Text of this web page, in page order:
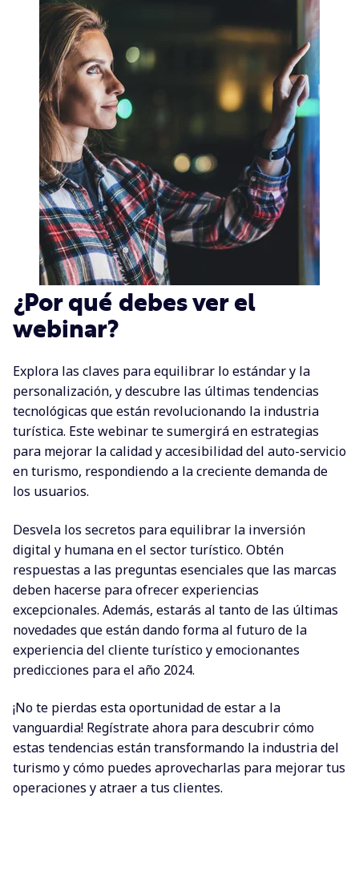
¿Por qué debes ver el
webinar?
Explora las claves para equilibrar lo estándar y la
personalización, y descubre las últimas tendencias
tecnológicas que están revolucionando la industria
turística. Este webinar te sumergirá en estrategias
para mejorar la calidad y accesibilidad del auto-servicio
en turismo, respondiendo a la creciente demanda de
los usuarios.
Desvela los secretos para equilibrar la inversión
digital y humana en el sector turístico. Obtén
respuestas a las preguntas esenciales que las marcas
deben hacerse para ofrecer experiencias
excepcionales. Además, estarás al tanto de las últimas
novedades que están dando forma al futuro de la
experiencia del cliente turístico y emocionantes
predicciones para el año 2024.
¡No te pierdas esta oportunidad de estar a la
vanguardia! Regístrate ahora para descubrir cómo
estas tendencias están transformando la industria del
turismo y cómo puedes aprovecharlas para mejorar tus
operaciones y atraer a tus clientes.